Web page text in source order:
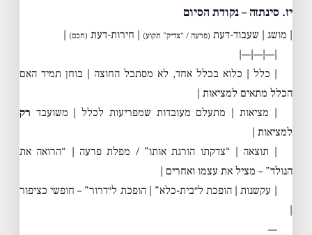
יז. סינתזה – נקודת הסיום
| מושג | שעבוד-דעת (פרעה / “צדיק” תקוע) | חירות-דעת (חכם) |
|—|—|—|
| כלל | כלוא בכלל אחד, לא מסתכל החוצה | בוחן תמיד האם
הכלל מתאים למציאות |
| מציאות | מתעלם מעובדות שמפריעות לכלל | משועבד רק
למציאות |
| תוצאה | “צדקתו הורגת אותו” / מפלת פרעה | “הרואה את
הנולד” – מציל את עצמו ואחרים |
| עקשנות | הופכת ל״בית-כלא” | הופכת ל״דרור” – חופשי כציפור
|
—